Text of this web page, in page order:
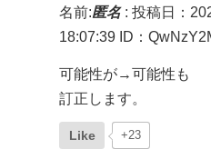
名前:匿名: 投稿日：
18:07:39 ID：
可能性が→可能性も
訂正します。
Like +23